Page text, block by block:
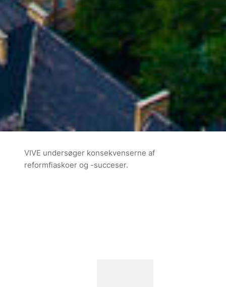
VIVE undersøger konsekvenserne af
reformfiaskoer og -succeser.